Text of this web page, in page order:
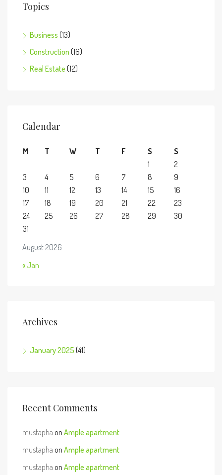
Topics
Business (13)
Construction (16)
Real Estate (12)
Calendar
August 2026
M T W T F S
S
1
2
3
4 5 6 7 8
9
10
11 12 13 14 15
16
17
18 19 20 21 22
23
24
25 26 27 28 29
30
31
« Jan
Archives
January 2025 (41)
Recent Comments
mustapha on Ample apartment
mustapha on Ample apartment
mustapha on Ample apartment